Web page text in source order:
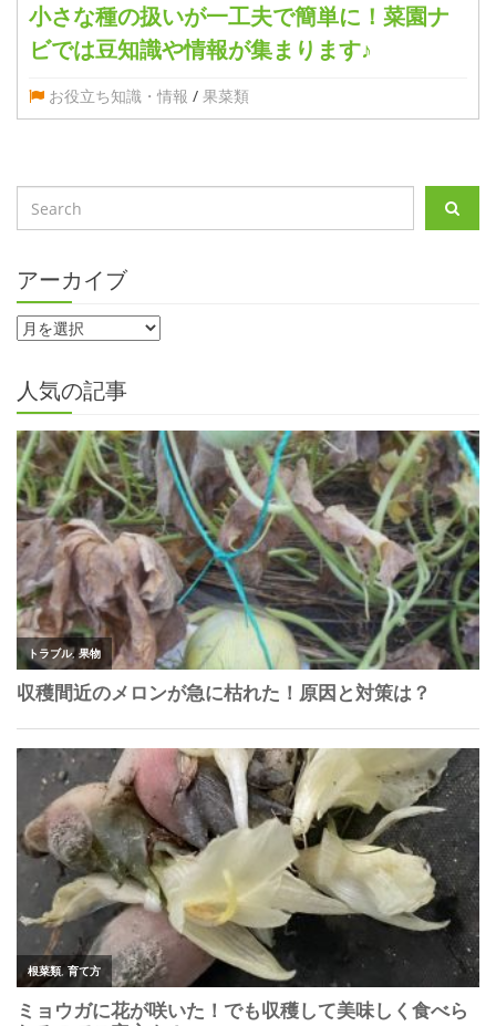
小さな種の扱いが一工夫で簡単に！菜園ナ
ビでは豆知識や情報が集まります♪
お役立ち知識・情報 / 果菜類
アーカイブ
人気の記事